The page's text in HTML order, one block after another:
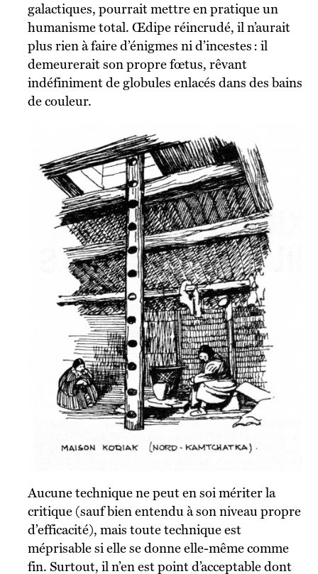
galactiques, pourrait mettre en pratique un
humanisme total. Œdipe réincrudé, il n’aurait
plus rien à faire d’énigmes ni d’incestes : il
demeurerait son propre fœtus, rêvant
indéfiniment de globules enlacés dans des bains
de couleur.
Aucune technique ne peut en soi mériter la
critique (sauf bien entendu à son niveau propre
d’efficacité), mais toute technique est
méprisable si elle se donne elle-même comme
fin. Surtout, il n’en est point d’acceptable dont